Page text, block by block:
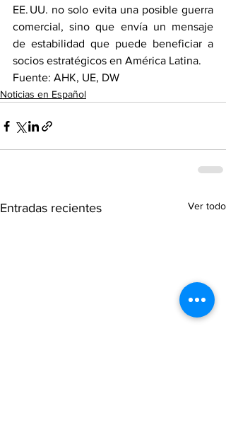
EE. UU. no solo evita una posible guerra
comercial, sino que envía un mensaje
de estabilidad que puede beneficiar a
socios estratégicos en América Latina.
Fuente: AHK, UE, DW
Noticias en Español
Entradas recientes Ver todo